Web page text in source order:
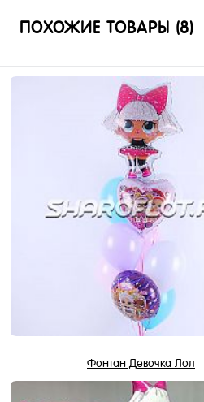
ПОХОЖИЕ ТОВАРЫ (8)
Фонтан Девочка Лол